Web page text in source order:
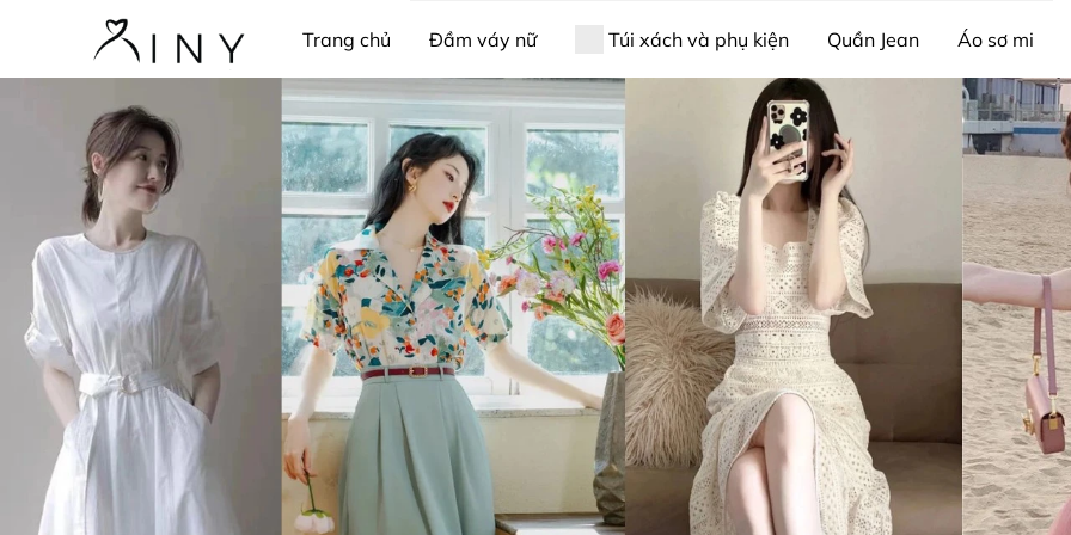
Trang chủ Đầm váy nữ Túi xách và phụ kiện Quần Jean Áo sơ mi
Pijama & bộ ngủ Trang sức thời trang phong thủy Giới thiệu về Xiny